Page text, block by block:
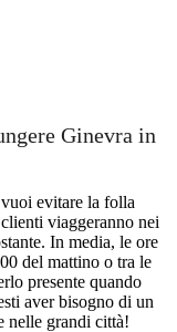
Ginevra in
evitare la folla
viaggeranno nei
In media, le ore
del mattino o tra le
presente quando
aver bisogno di un
nelle grandi città!